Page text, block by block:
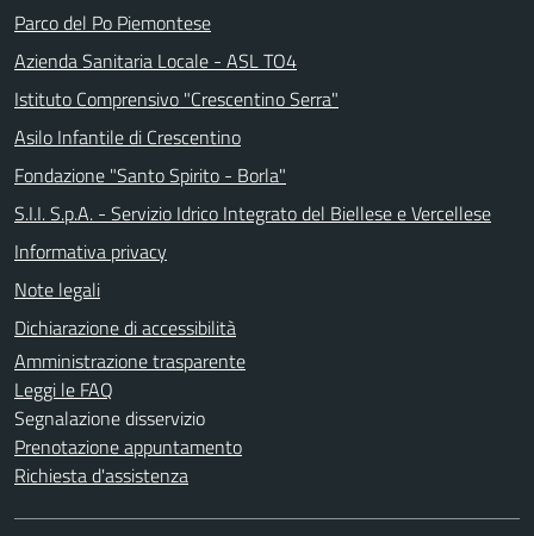
Parco del Po Piemontese
Azienda Sanitaria Locale - ASL TO4
Istituto Comprensivo "Crescentino Serra"
Asilo Infantile di Crescentino
Fondazione "Santo Spirito - Borla"
S.I.I. S.p.A. - Servizio Idrico Integrato del Biellese e Vercellese
Informativa privacy
Note legali
Dichiarazione di accessibilità
Amministrazione trasparente
Leggi le FAQ
Segnalazione disservizio
Prenotazione appuntamento
Richiesta d'assistenza